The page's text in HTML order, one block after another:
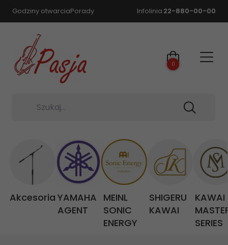
Godziny otwarciaPorady Infolinia 22-880-00-00
Szukaj...
0
Akcesoria YAMAHA
AGENT
MEINL
SONIC
ENERGY
SHIGERU
KAWAI
KAWAI
SERIES